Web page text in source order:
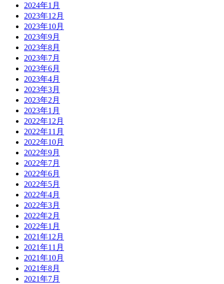
2024年1月
2023年12月
2023年10月
2023年9月
2023年8月
2023年7月
2023年6月
2023年4月
2023年3月
2023年2月
2023年1月
2022年12月
2022年11月
2022年10月
2022年9月
2022年7月
2022年6月
2022年5月
2022年4月
2022年3月
2022年2月
2022年1月
2021年12月
2021年11月
2021年10月
2021年8月
2021年7月